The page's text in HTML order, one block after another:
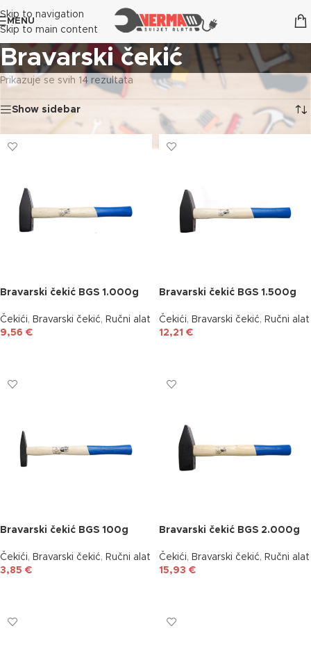
Skip to navigation
Skip to main content
MENU
Bravarski čekić
Prikazuje se svih 14 rezultata
Show sidebar
Bravarski čekić BGS 1.000g
Čekići, Bravarski čekić, Ručni alat
9,56 €
Bravarski čekić BGS 1.500g
Čekići, Bravarski čekić, Ručni alat
12,21 €
Bravarski čekić BGS 100g
Čekići, Bravarski čekić, Ručni alat
3,85 €
Bravarski čekić BGS 2.000g
Čekići, Bravarski čekić, Ručni alat
15,93 €